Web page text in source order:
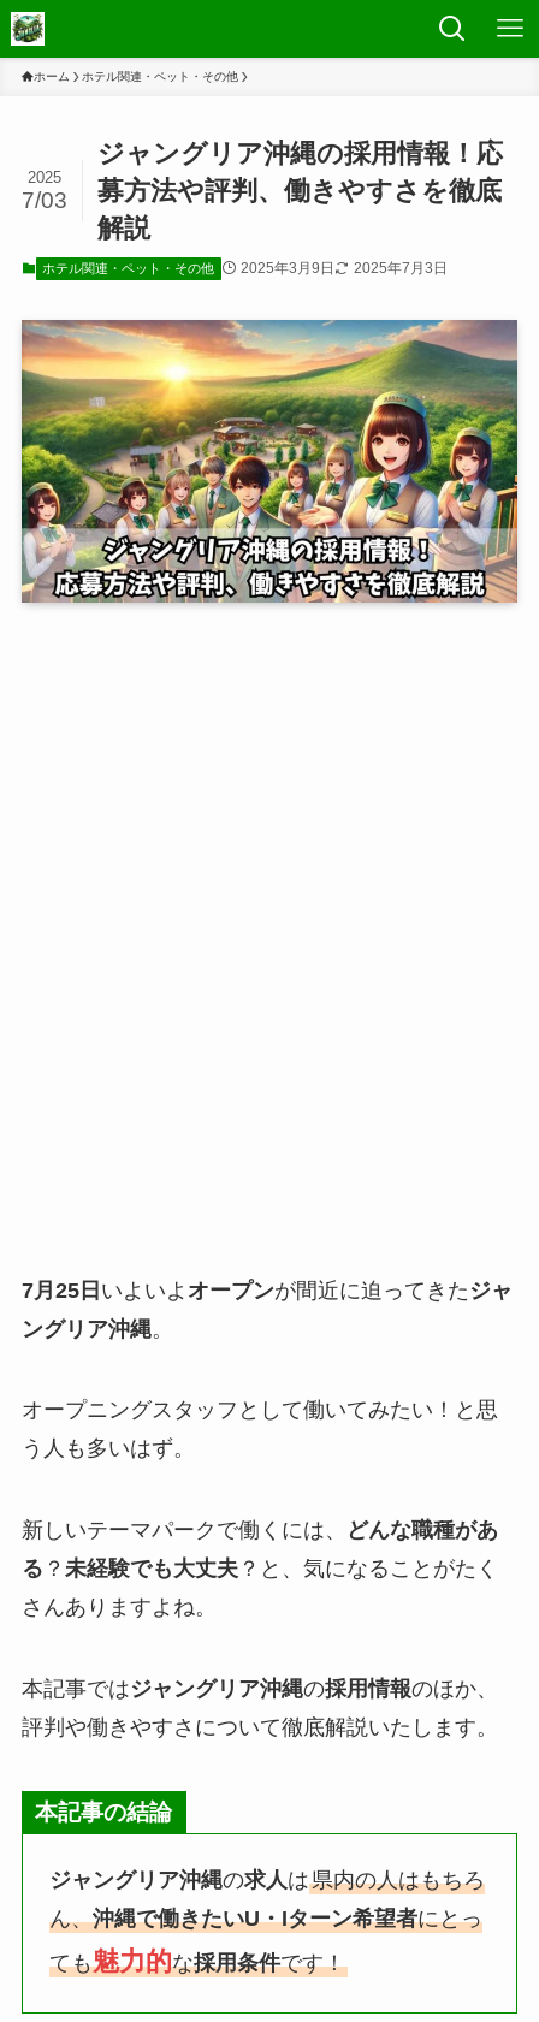
ホーム ホテル関連・ペット・その他
ジャングリア沖縄の採用情報！応
募方法や評判、働きやすさを徹底
解説
2025
7/03
ホテル関連・ペット・その他 2025年3月9日 2025年7月3日
7月25日 いよいよ オープンが間近に迫ってきた ジャ
ングリア沖縄。
オープニングスタッフとして働いてみたい！と思
う人も多いはず。
新しいテーマパークで働くには、
どんな職種があ
る ？ 未経験でも大丈夫？と、気になることがたく
さんありますよね。
本記事ではジャングリア沖縄の採用情報のほか、
評判や働きやすさについて徹底解説いたします。
本記事の結論
ジャングリア沖縄の求人 は県内の人はもちろ
ん、沖縄で働きたいU・Iターン希望者にとっ
ても魅力的な採用条件です！